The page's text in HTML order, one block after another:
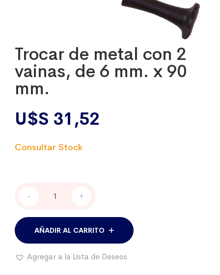
Trocar de metal con 2
vainas, de 6 mm. x 90
mm.
U$S 31,52
con
2
vainas,
6
- +
AÑADIR AL CARRITO
Agregar a la Lista de Deseos